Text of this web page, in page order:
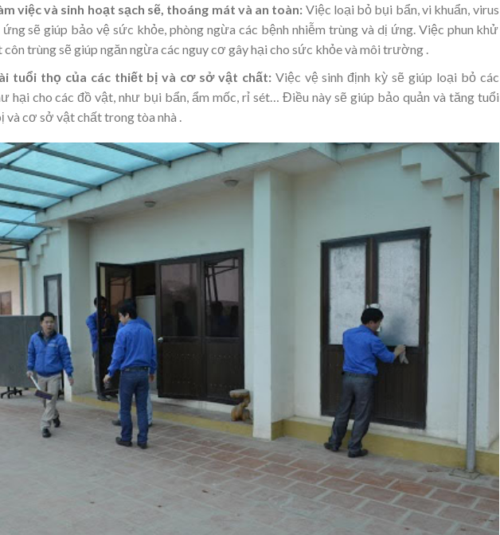
việc và sinh hoạt sạch sẽ, thoáng mát và an toàn: Việc loại bỏ bụi bẩn, vi khuẩn, virus
sẽ giúp bảo vệ sức khỏe, phòng ngừa các bệnh nhiễm trùng và dị ứng. Việc phun khử
côn trùng sẽ giúp ngăn ngừa các nguy cơ gây hại cho sức khỏe và môi trường .
tuổi thọ của các thiết bị và cơ sở vật chất:Việc vệ sinh định kỳ sẽ giúp loại bỏ các
hại cho các đồ vật, như bụi bẩn, ẩm mốc, rỉ sét… Điều này sẽ giúp bảo quản và tăng tuổi
cơ sở vật chất trong tòa nhà .